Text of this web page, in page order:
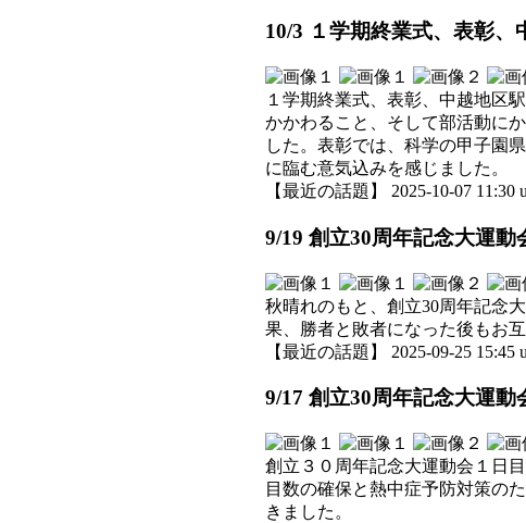
10/3 １学期終業式、表彰、
１学期終業式、表彰、中越地区
かかわること、そして部活動に
した。表彰では、科学の甲子園
に臨む意気込みを感じました。
【最近の話題】 2025-10-07 11:30
9/19 創立30周年記念大運動
秋晴れのもと、創立30周年記念
果、勝者と敗者になった後もお
【最近の話題】 2025-09-25 15:45
9/17 創立30周年記念大運
創立３０周年記念大運動会１日
目数の確保と熱中症予防対策の
きました。